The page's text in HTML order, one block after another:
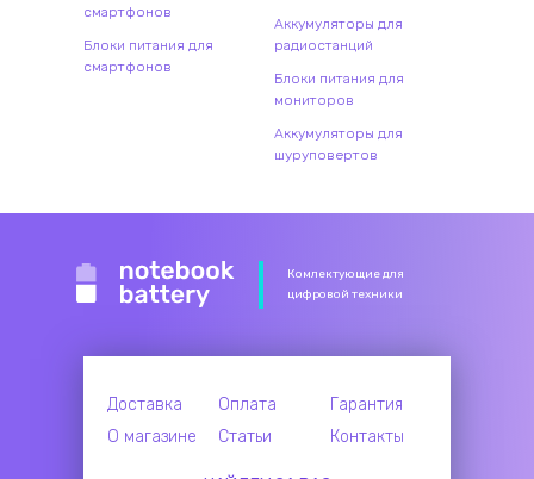
смартфонов
Блоки питания для
смартфонов
Аккумуляторы для
радиостанций
Блоки питания для
мониторов
Аккумуляторы для
шуруповертов
Комлектующие для
цифровой техники
Доставка Оплата
Гарантия
О магазине
Статьи Контакты